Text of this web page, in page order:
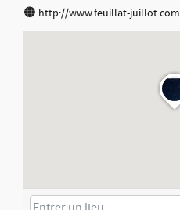
http://www.feuillat-juillot.com